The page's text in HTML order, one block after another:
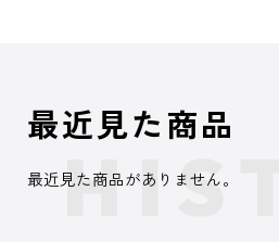
最近見た商品
最近見た商品がありません。